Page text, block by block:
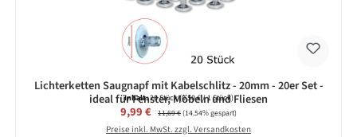
Lichterketten Saugnapf mit Kabelschlitz - 20mm - 20er Set -
ideal für Fenster, Möbeln und Fliesen
Inhalt:20 Stück(0,50 € / 1 Stück)
Verkaufspreis:
9,99 € Regulärer Preis:
11,69 €(14.54% gespart)
Preise inkl. MwSt. zzgl. Versandkosten